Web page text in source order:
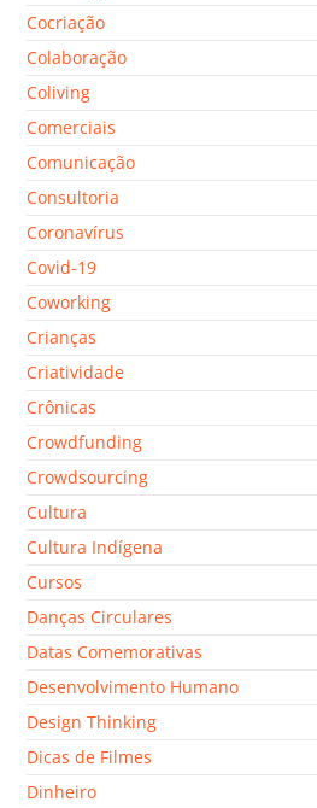
Cocriação
Colaboração
Coliving
Comerciais
Comunicação
Consultoria
Coronavírus
Covid-19
Coworking
Crianças
Criatividade
Crônicas
Crowdfunding
Crowdsourcing
Cultura
Cultura Indígena
Cursos
Danças Circulares
Datas Comemorativas
Desenvolvimento Humano
Design Thinking
Dicas de Filmes
Dinheiro